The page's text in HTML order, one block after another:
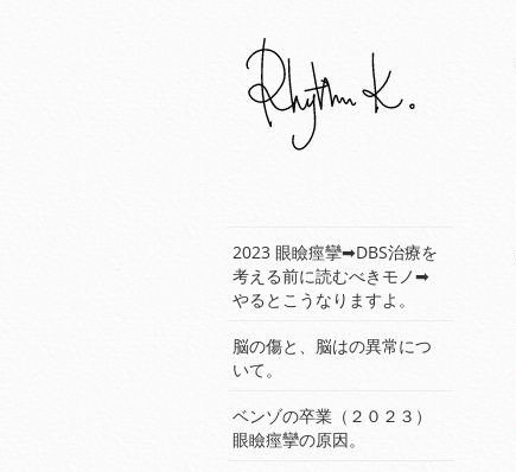
2023 眼瞼痙攣➡︎DBS治療を
考える前に読むべきモノ➡︎
やるとこうなりますよ。
脳の傷と、脳はの異常につ
いて。
ベンゾの卒業（２０２３）
眼瞼痙攣の原因。